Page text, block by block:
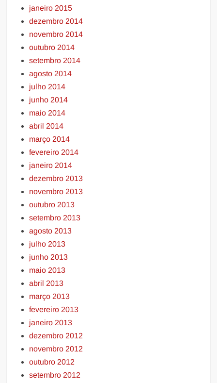
janeiro 2015
dezembro 2014
novembro 2014
outubro 2014
setembro 2014
agosto 2014
julho 2014
junho 2014
maio 2014
abril 2014
março 2014
fevereiro 2014
janeiro 2014
dezembro 2013
novembro 2013
outubro 2013
setembro 2013
agosto 2013
julho 2013
junho 2013
maio 2013
abril 2013
março 2013
fevereiro 2013
janeiro 2013
dezembro 2012
novembro 2012
outubro 2012
setembro 2012